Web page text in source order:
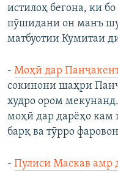
истилоҳ бегона, ки
пӯшидани он манъ
матбуотии Кумитаи
- Моҳӣ дар
сокинони шаҳри
худро ором
моҳӣ дар дарёҳо кам
барқ ва тӯрро
- Пулиси Маскав амр